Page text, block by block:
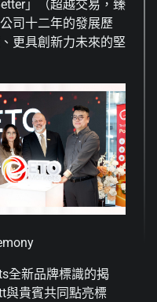
」（超越交易，臻
司十二年的發展歷
更具創新力未來的堅
全新品牌標識的揭
與貴賓共同點亮標